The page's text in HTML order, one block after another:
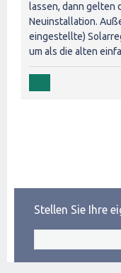
lassen, dann gelten
Neuinstallation.
eingestellte)
um als die alten
Stellen Sie Ihre